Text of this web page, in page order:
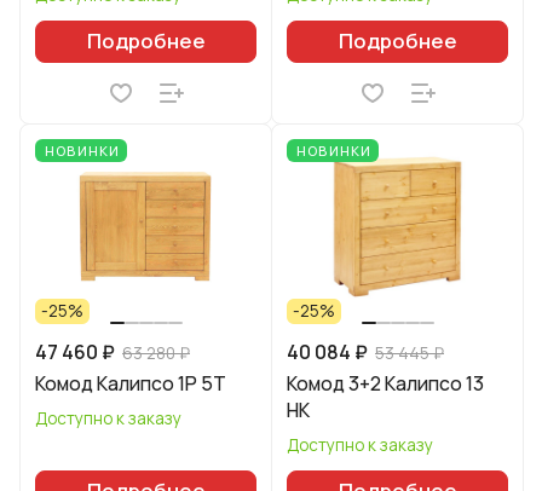
Подробнее Подробнее
НОВИНКИ
-25%
47 460 ₽ 63 280 ₽
Комод Калипсо 1P 5T
Доступно к заказу
НОВИНКИ
-25%
40 084 ₽ 53 445 ₽
Комод 3+2 Калипсо 13
НК
Доступно к заказу